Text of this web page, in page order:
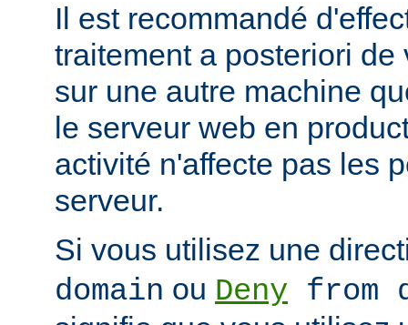
Il est recommandé
traitement a posteriori
sur une autre machine
le serveur web en
activité n'affecte pas les
serveur.
Si vous utilisez une
domain ou Deny from